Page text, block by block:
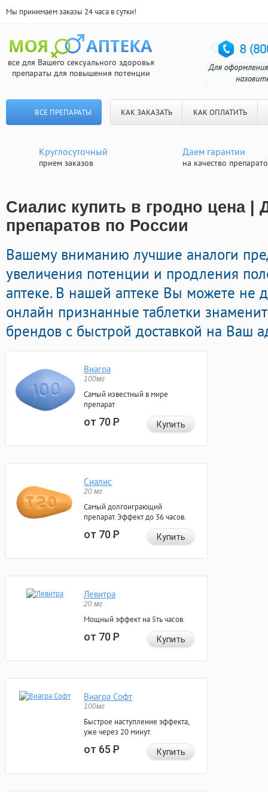
Мы принимаем заказы 24 часа в сутки!
все для Вашего сексуального здоровья
препараты для повышения потенции
ВСЕ ПРЕПАРАТЫ КАК ЗАКАЗАТЬ КАК ОПЛАТИТЬ
Круглосуточный
прием заказов
Даем гарантии
на качество
Сиалис купить в гродно цена |
препаратов по России
Вашему вниманию лучшие аналоги
увеличения потенции и продления
аптеке. В нашей аптеке Вы можете не
онлайн признанные таблетки
брендов с быстрой доставкой на Ваш
Виагра
100мг
Самый известный в мире
препарат
от 70Р Купить
Сиалис
20 мг
Самый долгоиграющий
препарат. Эффект до 36 часов.
от 70Р Купить
Левитра
20 мг
Мощный эффект на 5ть часов.
от 70Р Купить
Виагра Софт
100мг
Быстрое наступление эффекта,
уже через 20 минут.
от 65Р Купить